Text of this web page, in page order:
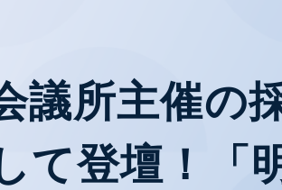
議所主催の
て登壇！「